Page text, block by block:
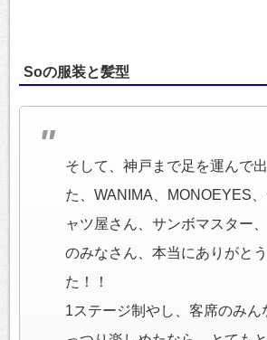
Soの服装と髪型
そして、神戸まで足を運んで
た、WANIMA、MONOEYES
ャツ屋さん、サンボマスター
のみなさん、本当にありがと
た！！
1ステージ制やし、客席のみん